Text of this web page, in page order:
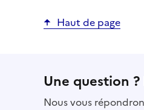
Haut de page
Une question
Nous vous